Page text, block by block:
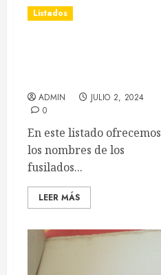
Listados
ADMIN
JULIO 2, 2024
0
En este listado ofrecemos
los nombres de los
fusilados...
LEER MÁS